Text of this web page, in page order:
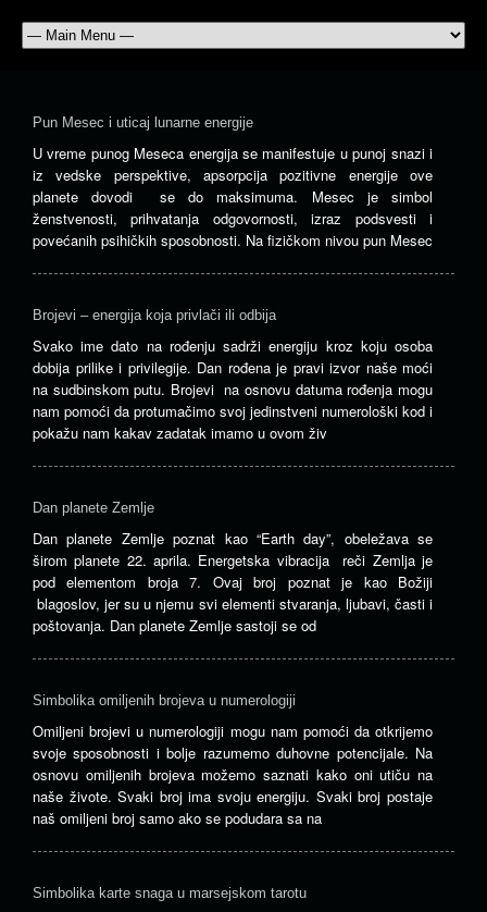
Pun Mesec i uticaj lunarne energije
U vreme punog Meseca energija se manifestuje u punoj snazi i
iz vedske perspektive, apsorpcija pozitivne energije ove
planete dovodi se do maksimuma. Mesec je simbol
ženstvenosti, prihvatanja odgovornosti, izraz podsvesti i
povećanih psihičkih sposobnosti. Na fizičkom nivou pun Mesec
Brojevi – energija koja privlači ili odbija
Svako ime dato na rođenju sadrži energiju kroz koju osoba
dobija prilike i privilegije. Dan rođena je pravi izvor naše moći
na sudbinskom putu. Brojevi na osnovu datuma rođenja mogu
nam pomoći da protumačimo svoj jedinstveni numerološki kod i
pokažu nam kakav zadatak imamo u ovom živ
Dan planete Zemlje
Dan planete Zemlje poznat kao “Earth day”, obeležava se
širom planete 22. aprila. Energetska vibracija reči Zemlja je
pod elementom broja 7. Ovaj broj poznat je kao Božiji
blagoslov, jer su u njemu svi elementi stvaranja, ljubavi, časti i
poštovanja. Dan planete Zemlje sastoji se od
Simbolika omiljenih brojeva u numerologiji
Omiljeni brojevi u numerologiji mogu nam pomoći da otkrijemo
svoje sposobnosti i bolje razumemo duhovne potencijale. Na
osnovu omiljenih brojeva možemo saznati kako oni utiču na
naše živote. Svaki broj ima svoju energiju. Svaki broj postaje
naš omiljeni broj samo ako se podudara sa na
Simbolika karte snaga u marsejskom tarotu